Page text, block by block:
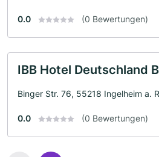
0.0 (0 Bewertungen)
IBB Hotel Deutschland
Binger Str. 76, 55218 Ingelheim a.
0.0 (0 Bewertungen)